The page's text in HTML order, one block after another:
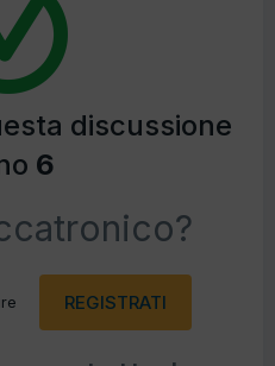
discussione
6
REGISTRATI